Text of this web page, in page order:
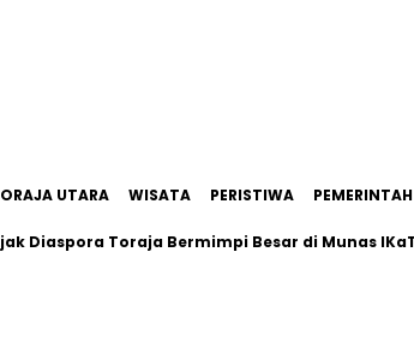
UTARA WISATA PERISTIWA PEMERINTAH
Toraja Bermimpi Besar di Munas IKaTNus